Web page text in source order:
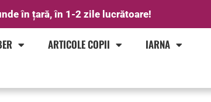
în țară, în 1-2 zile lucrătoare!
ARTICOLE COPII
IARNA